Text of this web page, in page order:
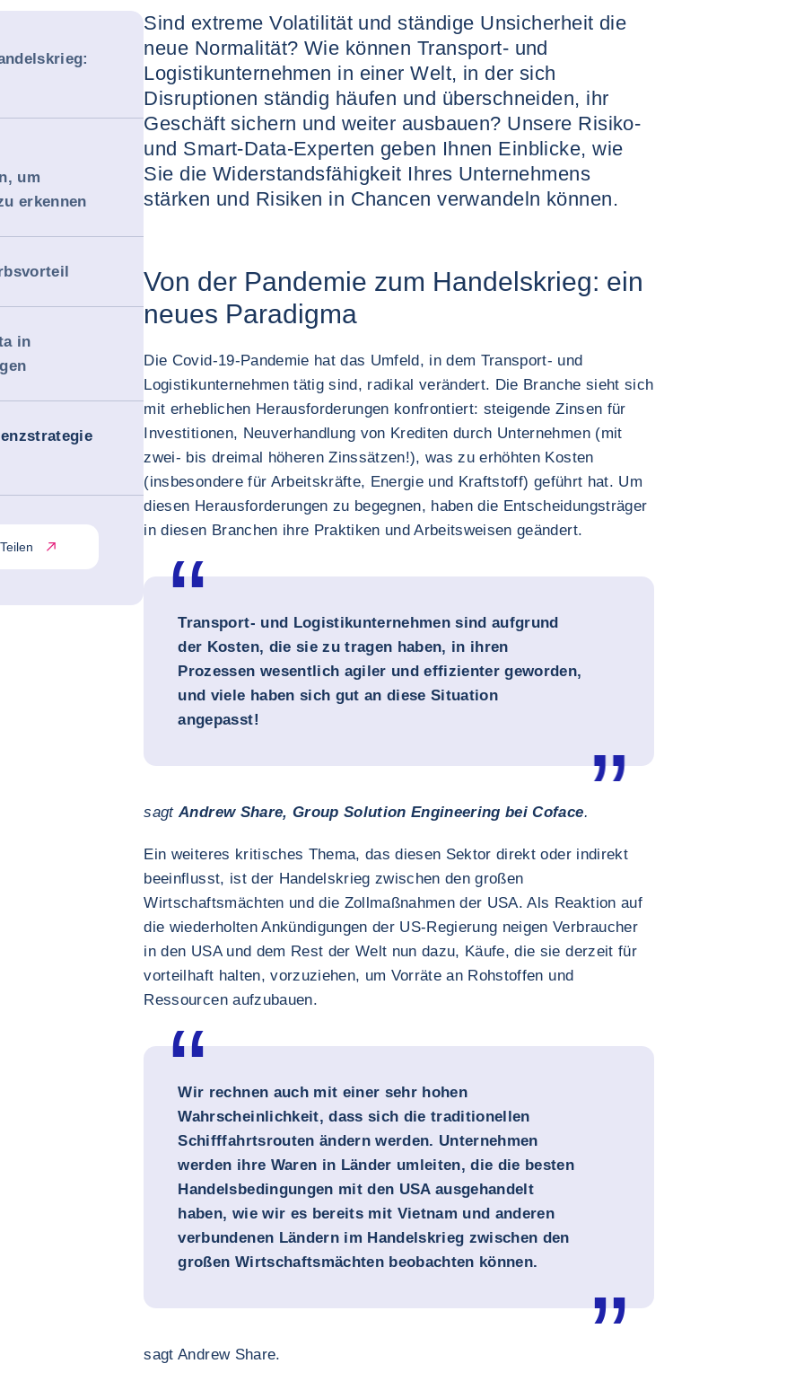
um
erkennen
in
Teilen
Sind extreme Volatilität und ständige Unsicherheit die
neue Normalität? Wie können Transport- und
Logistikunternehmen in einer Welt, in der sich
Disruptionen ständig häufen und überschneiden, ihr
Geschäft sichern und weiter ausbauen? Unsere Risiko-
und Smart-Data-Experten geben Ihnen Einblicke, wie
Sie die Widerstandsfähigkeit Ihres Unternehmens
stärken und Risiken in Chancen verwandeln können.
Von der Pandemie zum Handelskrieg: ein
neues Paradigma
Die Covid-19-Pandemie hat das Umfeld, in dem Transport- und
Logistikunternehmen tätig sind, radikal verändert. Die Branche sieht sich
mit erheblichen Herausforderungen konfrontiert: steigende Zinsen für
Investitionen, Neuverhandlung von Krediten durch Unternehmen (mit
zwei- bis dreimal höheren Zinssätzen!), was zu erhöhten Kosten
(insbesondere für Arbeitskräfte, Energie und Kraftstoff) geführt hat. Um
diesen Herausforderungen zu begegnen, haben die Entscheidungsträger
in diesen Branchen ihre Praktiken und Arbeitsweisen geändert.
Transport- und Logistikunternehmen sind aufgrund
der Kosten, die sie zu tragen haben, in ihren
Prozessen wesentlich agiler und effizienter geworden,
und viele haben sich gut an diese Situation
angepasst!
sagtAndrew Share, Group Solution Engineering bei Coface.
Ein weiteres kritisches Thema, das diesen Sektor direkt oder indirekt
beeinflusst, ist der Handelskrieg zwischen den großen
Wirtschaftsmächten und die Zollmaßnahmen der USA. Als Reaktion auf
die wiederholten Ankündigungen der US-Regierung neigen Verbraucher
in den USA und dem Rest der Welt nun dazu, Käufe, die sie derzeit für
vorteilhaft halten, vorzuziehen, um Vorräte an Rohstoffen und
Ressourcen aufzubauen.
Wir rechnen auch mit einer sehr hohen
Wahrscheinlichkeit, dass sich die traditionellen
Schifffahrtsrouten ändern werden. Unternehmen
werden ihre Waren in Länder umleiten, die die besten
Handelsbedingungen mit den USA ausgehandelt
haben, wie wir es bereits mit Vietnam und anderen
verbundenen Ländern im Handelskrieg zwischen den
großen Wirtschaftsmächten beobachten können.
sagt Andrew Share.